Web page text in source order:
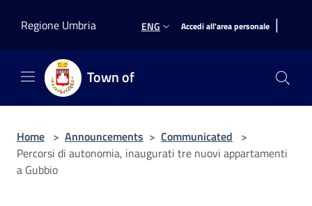
Regione Umbria
ENG Accedi all'area personale |
Town of
Home > Announcements > Communicated >
Percorsi di autonomia, inaugurati tre nuovi appartamenti
a Gubbio